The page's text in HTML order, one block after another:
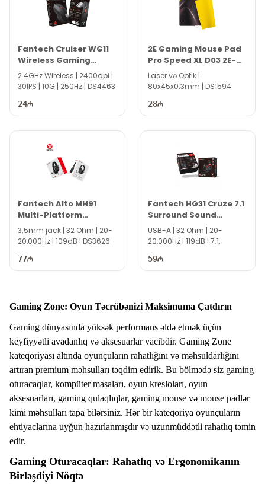
Fantech Cruiser WG11
Wireless Gaming
Mouse
2.4GHz Wireless | 2400dpi |
30IPS | 10G | 250Hz | DS4463
24
2E Gaming Mouse Pad
Pro Speed XL D03 2E-
SPEED-XL-D03-PRO
Laser və Optik |
80x45x0.3mm | DS1594
28
Fantech Alto MH91
Multi-Platform
Gaming Headset
3.5mm jack | 32 Ohm | 20-
20,000Hz | 109dB | DS3626
77
Fantech HG31 Cruze 7.1
Surround Sound
Gaming Headset
USB-A | 32 Ohm | 20-
20,000Hz | 119dB | 7.1
59
Gaming Zone: Oyun Təcrübənizi Maksimuma Çatdırın
Gaming dünyasında yüksək performans əldə etmək üçün
keyfiyyətli avadanlıq və aksesuarlar vacibdir. Gaming Zone
kateqoriyası altında oyunçuların rahatlığını və məhsuldarlığını
artıran premium məhsulları təqdim edirik. Bu bölmədə siz gaming
oturacaqlar, kompüter masaları, oyun kresloları, oyun
aksesuarları, gaming qulaqlıqlar, gaming mouse və mouse padlər
kimi məhsulları tapa bilərsiniz. Hər bir kateqoriya oyunçuların
ehtiyaclarına uyğun hazırlanmışdır və uzunmüddətli rahatlıq təmin
edir.
Gaming Oturacaqlar: Rahatlıq və Ergonomikanın
Birləşdiyi Nöqtə